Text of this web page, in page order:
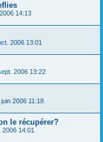
14:13
2006 13:01
2006 13:22
2006 11:18
le récupérer?
14:01